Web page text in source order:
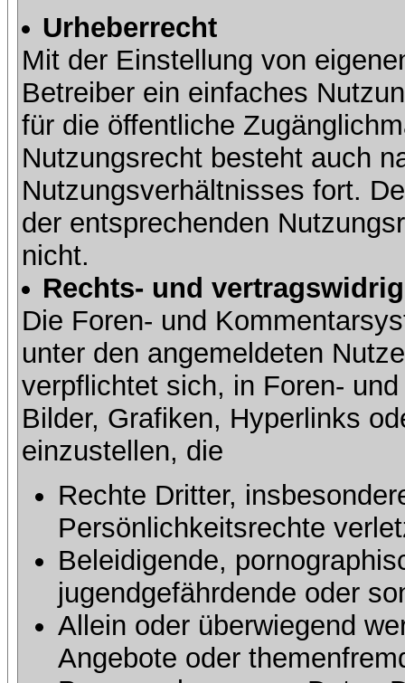
Urheberrecht
Mit der Einstellung von
Betreiber ein einfaches
für die öffentliche
Nutzungsrecht besteht auch
Nutzungsverhältnisses fort.
der entsprechenden
nicht.
Rechts- und
Die Foren- und
unter den angemeldeten
verpflichtet sich, in Foren-
Bilder, Grafiken, Hyperlinks
einzustellen, die
Rechte Dritter,
Persönlichkeitsrechte
Beleidigende,
jugendgefährdende oder
Allein oder überwiegend
Angebote oder